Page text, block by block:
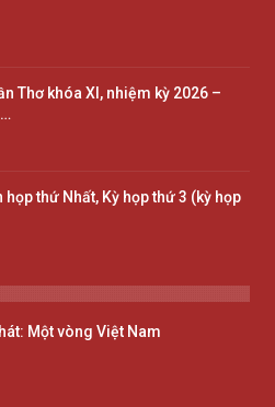
Thơ khóa XI, nhiệm kỳ 2026 –
họp thứ Nhất, Kỳ họp thứ 3 (kỳ họp
Một vòng Việt Nam